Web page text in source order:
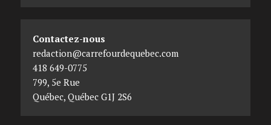
Contactez-nous
redaction@carrefourdequebec.com
418 649-0775
799, 5e Rue
Québec, Québec G1J 2S6